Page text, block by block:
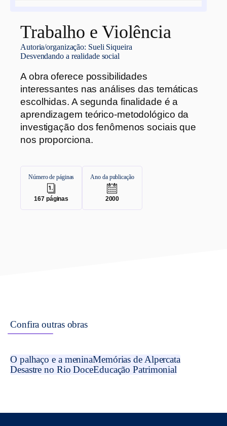
Trabalho e Violência
Autoria/organização: Sueli Siqueira
Desvendando a realidade social
A obra oferece possibilidades
interessantes nas análises das temáticas
escolhidas. A segunda finalidade é a
aprendizagem teórico-metodológico da
investigação dos fenômenos sociais que
nos proporciona.
Número de páginas
167páginas
Ano da publicação
.
2000
Confira outras obras
O palhaço e a meninaMemórias de Alpercata
Desastre no Rio DoceEducação Patrimonial